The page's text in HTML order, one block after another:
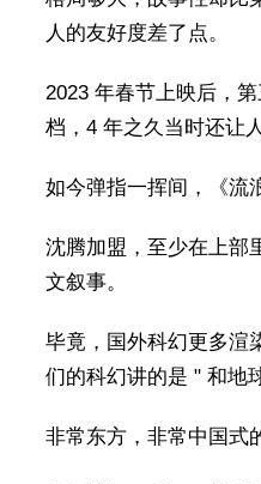
人的友好度差了点。
2023 年春节上映后，
档，4 年之久当时还让
如今弹指一挥间，《流
沈腾加盟，至少在上部
文叙事。
毕竟，国外科幻更多渲
们的科幻讲的是 " 和地
非常东方，非常中国式